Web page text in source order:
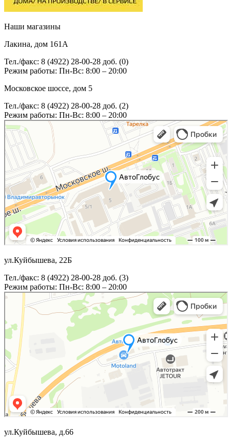
Наши магазины
Лакина, дом 161А
Тел./факс: 8 (4922) 28-00-28 доб. (0)
Режим работы: Пн-Вс: 8:00 – 20:00
Московское шоссе, дом 5
Тел./факс: 8 (4922) 28-00-28 доб. (2)
Режим работы: Пн-Вс: 8:00 – 20:00
ул.Куйбышева, 22Б
Тел./факс: 8 (4922) 28-00-28 доб. (3)
Режим работы: Пн-Вс: 8:00 – 20:00
ул.Куйбышева, д.66